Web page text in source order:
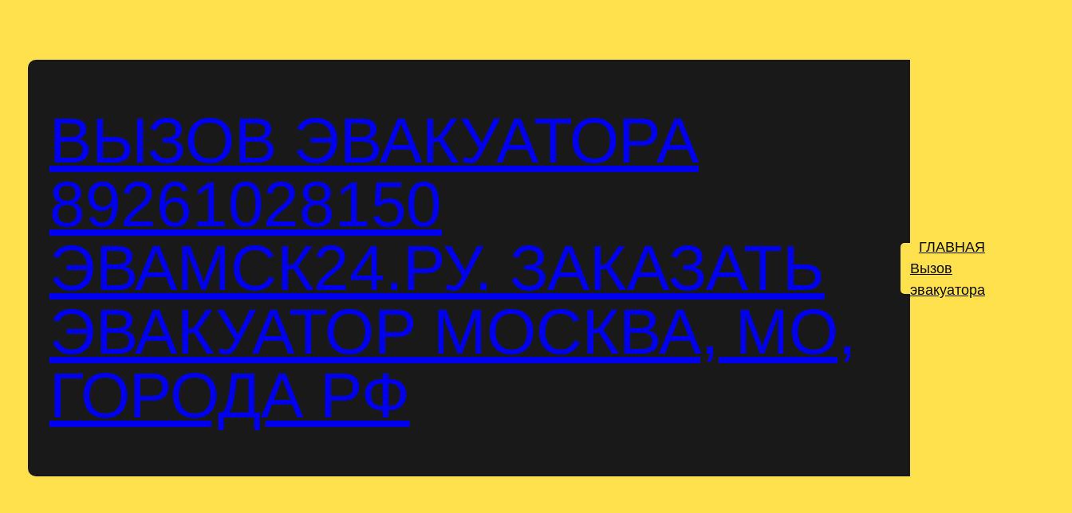
содержимому
ВЫЗОВ ЭВАКУАТОРА
89261028150
ЭВАМСК24.РУ. ЗАКАЗАТЬ
ЭВАКУАТОР МОСКВА, МО,
ГОРОДА РФ
ГЛАВНАЯ
Вызов
эвакуатора